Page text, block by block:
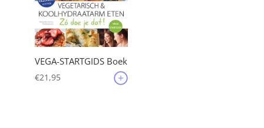
VEGA-STARTGIDS Boek
€21,95